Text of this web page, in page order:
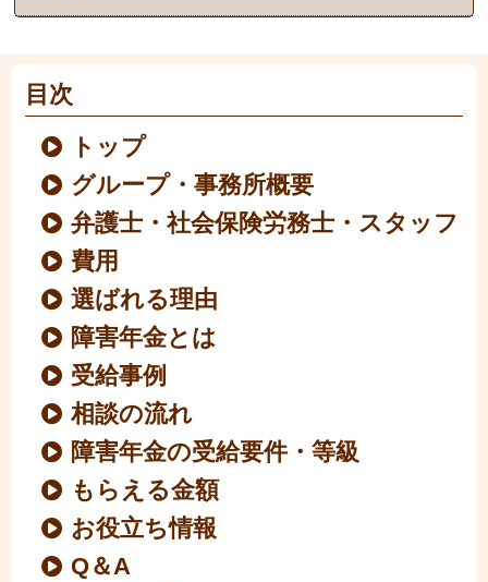
目次
トップ
グループ・事務所概要
弁護士・社会保険労務士・スタッフ
費用
選ばれる理由
障害年金とは
受給事例
相談の流れ
障害年金の受給要件・等級
もらえる金額
お役立ち情報
Q＆A